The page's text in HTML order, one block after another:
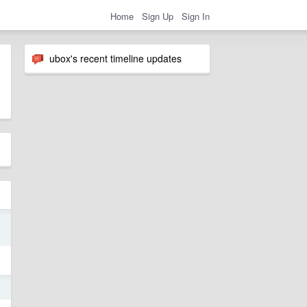
Home Sign Up Sign In
ubox's recent timeline updates